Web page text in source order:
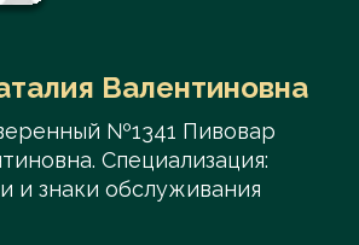
Валентиновна
№1341 Пивовар
Специализация:
и знаки обслуживания